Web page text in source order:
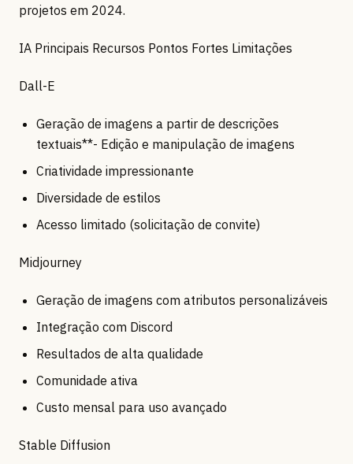
projetos em 2024.
IA Principais Recursos Pontos Fortes Limitações
Dall-E
Geração de imagens a partir de descrições
textuais**- Edição e manipulação de imagens
Criatividade impressionante
Diversidade de estilos
Acesso limitado (solicitação de convite)
Midjourney
Geração de imagens com atributos personalizáveis
Integração com Discord
Resultados de alta qualidade
Comunidade ativa
Custo mensal para uso avançado
Stable Diffusion